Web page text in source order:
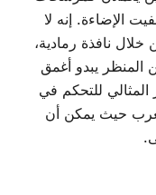
الإضاءة. إنه لا
نافذة رمادية،
المنظر يبدو أغمق
للتحكم في
حيث يمكن أن